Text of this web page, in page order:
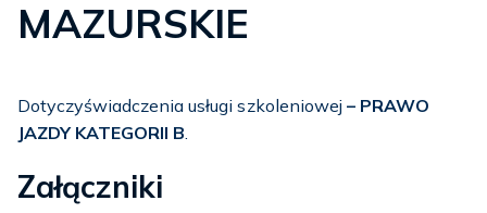
MAZURSKIE
Dotyczyświadczenia usługi szkoleniowej – PRAWO
JAZDY KATEGORII B
Załączniki